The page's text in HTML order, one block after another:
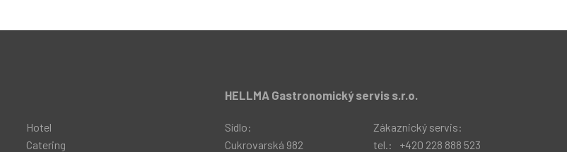
Hotel
Catering
HELLMA Gastronomický servis s.r.o.
Sídlo:
Cukrovarská 982
Zákaznický servis:
tel.:
+420 228 888 523